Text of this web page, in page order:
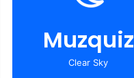
Muzquiz
Clear Sky